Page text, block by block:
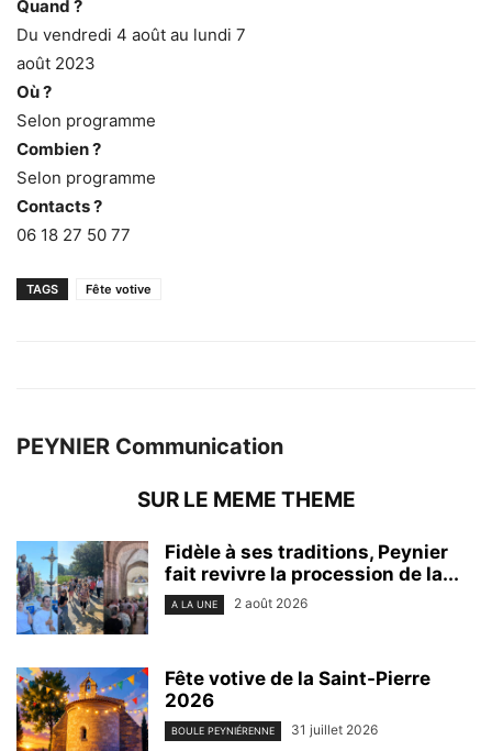
Quand ?
Du vendredi 4 août au lundi 7
août 2023
Où ?
Selon programme
Combien ?
Selon programme
Contacts ?
06 18 27 50 77
TAGS Fête votive
PEYNIER Communication
SUR LE MEME THEME
Fidèle à ses traditions, Peynier
fait revivre la procession de la...
A LA UNE 2 août 2026
Fête votive de la Saint-Pierre
2026
BOULE PEYNIÉRENNE 31 juillet 2026